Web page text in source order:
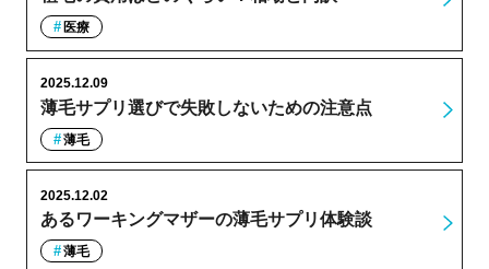
医療
薄毛サプリ選びで失敗しないための注意点
2025.12.09
薄毛
あるワーキングマザーの薄毛サプリ体験談
2025.12.02
薄毛